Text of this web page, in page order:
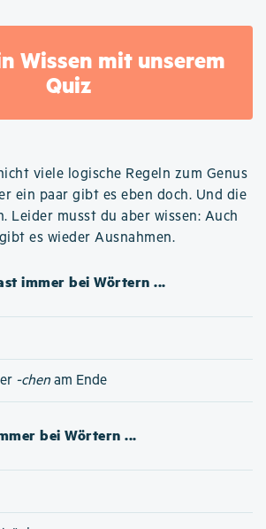
Wissen mit unserem
Quiz
viele logische Regeln zum Genus
ein paar gibt es eben doch. Und die
Leider musst du aber wissen: Auch
es wieder Ausnahmen.
immer bei Wörtern ...
-chen am Ende
bei Wörtern ...